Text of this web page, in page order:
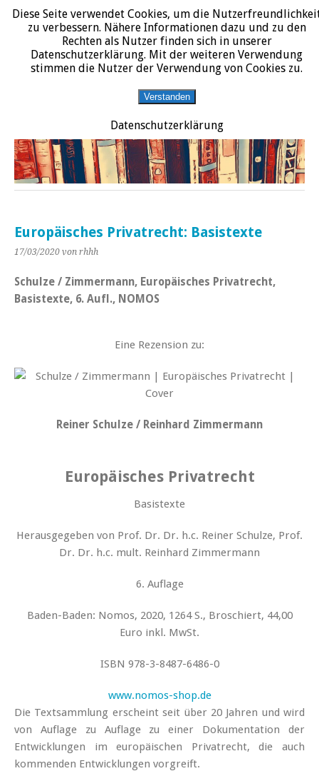
START DATENSCHUTZERKLÄRUNG IMPRESSUM ÜBER JURALIT
JURALIT
Rezensionen juristischer Literatur
Europäisches Privatrecht: Basistexte
17/03/2020 von rhhh
Schulze / Zimmermann, Europäisches Privatrecht,
Basistexte, 6. Aufl., NOMOS
Eine Rezension zu:
Reiner Schulze / Reinhard Zimmermann
Europäisches Privatrecht
Basistexte
Herausgegeben von Prof. Dr. Dr. h.c. Reiner Schulze, Prof.
Dr. Dr. h.c. mult. Reinhard Zimmermann
6. Auflage
Baden-Baden: Nomos, 2020, 1264 S., Broschiert, 44,00
Euro inkl. MwSt.
ISBN 978-3-8487-6486-0
www.nomos-shop.de
Die Textsammlung erscheint seit über 20 Jahren und wird
von Auflage zu Auflage zu einer Dokumentation der
Entwicklungen im europäischen Privatrecht, die auch
kommenden Entwicklungen vorgreift.
Diese Seite verwendet Cookies, um die
zu verbessern. Nähere Informationen dazu und zu den
Rechten als Nutzer finden sich in unserer
Datenschutzerklärung. Mit der weiteren Verwendung
stimmen die Nutzer der Verwendung von Cookies zu.
Verstanden
Datenschutzerklärung